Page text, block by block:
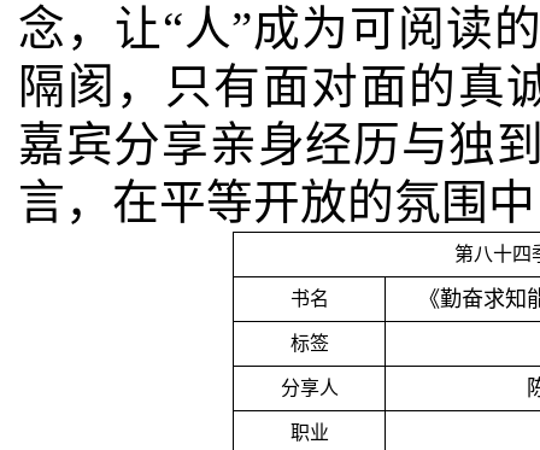
念，让“人”成为可阅读
隔阂，只有面对面的真
嘉宾分享亲身经历与独
言，在平等开放的氛围
第八十四
书名 《勤奋求
标签
分享人
职业